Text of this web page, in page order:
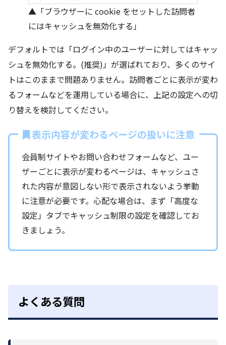
▲「ブラウザーに cookie をセットした訪問者
にはキャッシュを無効化する」
デフォルトでは「ログイン中のユーザーに対してはキャッ
シュを無効化する。(推奨)」が選ばれており、多くのサイ
トはこのままで問題ありません。訪問者ごとに表示が変わ
るフォームなどを運用している場合に、上記の設定への切
り替えを検討してください。
表示内容が変わるページの扱いに注意
会員制サイトやお問い合わせフォームなど、ユー
ザーごとに表示が変わるページは、キャッシュさ
れた内容が意図しない形で表示されないよう挙動
に注意が必要です。心配な場合は、まず「高度な
設定」タブでキャッシュ制限の設定を確認してお
きましょう。
よくある質問